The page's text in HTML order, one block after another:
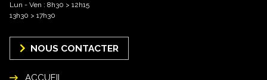
Lun - Ven : 8h30 > 12h15
13h30 > 17h30
NOUS CONTACTER
ACCUEIL